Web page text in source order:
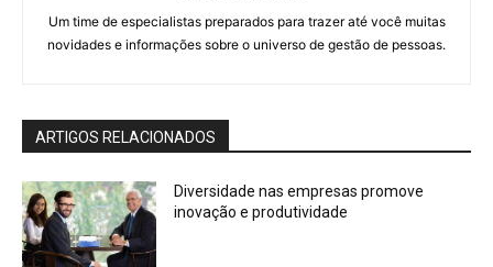
Um time de especialistas preparados para trazer até você muitas
novidades e informações sobre o universo de gestão de pessoas.
ARTIGOS RELACIONADOS
Diversidade nas empresas promove
inovação e produtividade